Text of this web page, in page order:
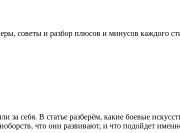
советы и разбор плюсов и минусов каждого
за себя. В статье разберём, какие боевые
что они развивают, и что подойдет